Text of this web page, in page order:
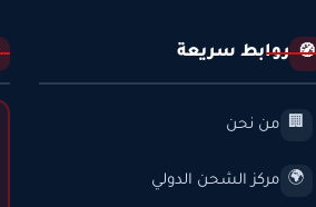
🧭 روابط سريعة
🏢 من نحن
🌍 مركز الشحن الدولي